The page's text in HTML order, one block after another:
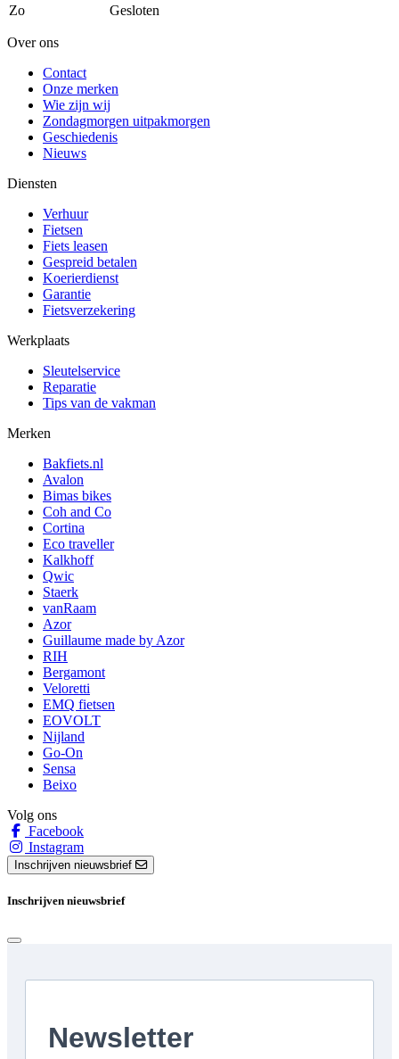
Zo
Gesloten
Over ons
Contact
Onze merken
Wie zijn wij
Zondagmorgen uitpakmorgen
Geschiedenis
Nieuws
Diensten
Verhuur
Fietsen
Fiets leasen
Gespreid betalen
Koerierdienst
Garantie
Fietsverzekering
Werkplaats
Sleutelservice
Reparatie
Tips van de vakman
Merken
Bakfiets.nl
Avalon
Bimas bikes
Coh and Co
Cortina
Eco traveller
Kalkhoff
Qwic
Staerk
vanRaam
Azor
Guillaume made by Azor
RIH
Bergamont
Veloretti
EMQ fietsen
EOVOLT
Nijland
Go-On
Sensa
Beixo
Volg ons
Facebook
Instagram
Inschrijven nieuwsbrief
Inschrijven nieuwsbrief